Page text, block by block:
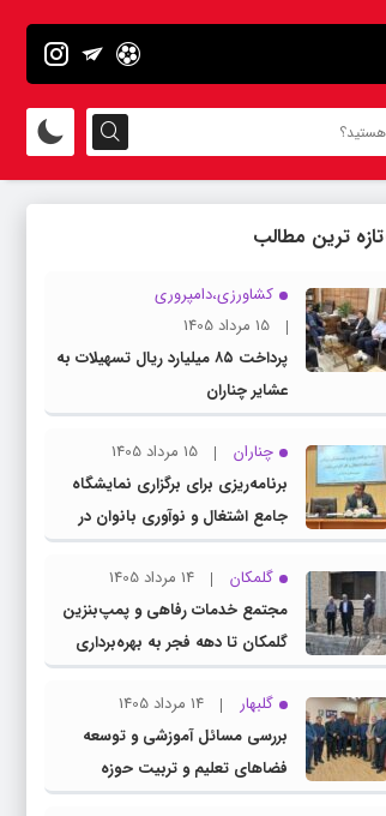
تازه ترین مطالب
کشاورزی،دامپروری
15 مرداد 1405
پرداخت ۸۵ میلیارد ریال تسهیلات به
عشایر چناران
چناران
15 مرداد 1405
برنامه‌ریزی برای برگزاری نمایشگاه
جامع اشتغال و نوآوری بانوان در
چناران
گلمکان
14 مرداد 1405
مجتمع خدمات رفاهی و پمپ‌بنزین
گلمکان تا دهه فجر به بهره‌برداری
می‌رسد
گلبهار
14 مرداد 1405
بررسی مسائل آموزشی و توسعه
فضاهای تعلیم و تربیت حوزه
انتخابیه در نشست مشترک عضو